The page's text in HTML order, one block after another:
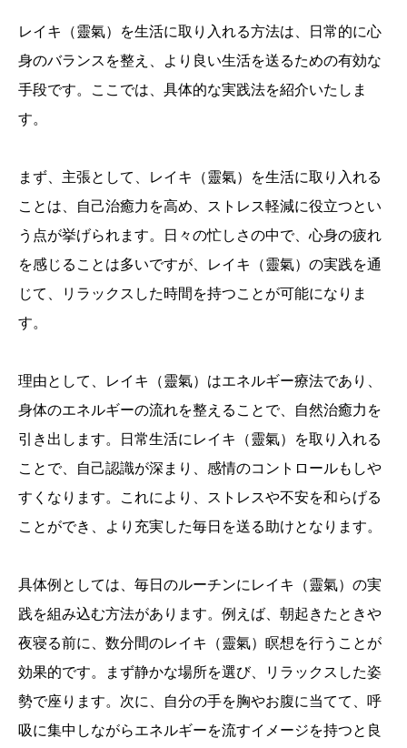
レイキ（靈氣）を生活に取り入れる方法は、日常的に心
身のバランスを整え、より良い生活を送るための有効な
手段です。ここでは、具体的な実践法を紹介いたしま
す。
まず、主張として、レイキ（靈氣）を生活に取り入れる
ことは、自己治癒力を高め、ストレス軽減に役立つとい
う点が挙げられます。日々の忙しさの中で、心身の疲れ
を感じることは多いですが、レイキ（靈氣）の実践を通
じて、リラックスした時間を持つことが可能になりま
す。
理由として、レイキ（靈氣）はエネルギー療法であり、
身体のエネルギーの流れを整えることで、自然治癒力を
引き出します。日常生活にレイキ（靈氣）を取り入れる
ことで、自己認識が深まり、感情のコントロールもしや
すくなります。これにより、ストレスや不安を和らげる
ことができ、より充実した毎日を送る助けとなります。
具体例としては、毎日のルーチンにレイキ（靈氣）の実
践を組み込む方法があります。例えば、朝起きたときや
夜寝る前に、数分間のレイキ（靈氣）瞑想を行うことが
効果的です。まず静かな場所を選び、リラックスした姿
勢で座ります。次に、自分の手を胸やお腹に当てて、呼
吸に集中しながらエネルギーを流すイメージを持つと良